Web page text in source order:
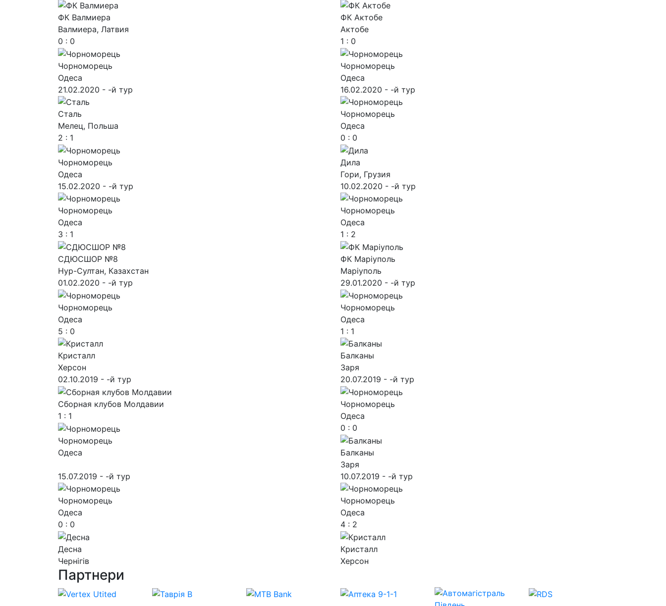
ФК Валмиера
Валмиера, Латвия
0 : 0
Чорноморець
Одеса
ФК Актобе
Актобе
1 : 0
Чорноморець
Одеса
21.02.2020 - -й тур
Сталь
Мелец, Польша
2 : 1
Чорноморець
Одеса
16.02.2020 - -й тур
Чорноморець
Одеса
0 : 0
Дила
Гори, Грузия
15.02.2020 - -й тур
Чорноморець
Одеса
3 : 1
СДЮСШОР №8
Нур-Султан, Казахстан
10.02.2020 - -й тур
Чорноморець
Одеса
1 : 2
ФК Маріуполь
Маріуполь
01.02.2020 - -й тур
Чорноморець
Одеса
5 : 0
Кристалл
Херсон
29.01.2020 - -й тур
Чорноморець
Одеса
1 : 1
Балканы
Заря
02.10.2019 - -й тур
Сборная клубов Молдавии
1 : 1
Чорноморець
Одеса
20.07.2019 - -й тур
Чорноморець
Одеса
0 : 0
Балканы
Заря
15.07.2019 - -й тур
Чорноморець
Одеса
0 : 0
Десна
Чернігів
10.07.2019 - -й тур
Чорноморець
Одеса
4 : 2
Кристалл
Херсон
Партнери